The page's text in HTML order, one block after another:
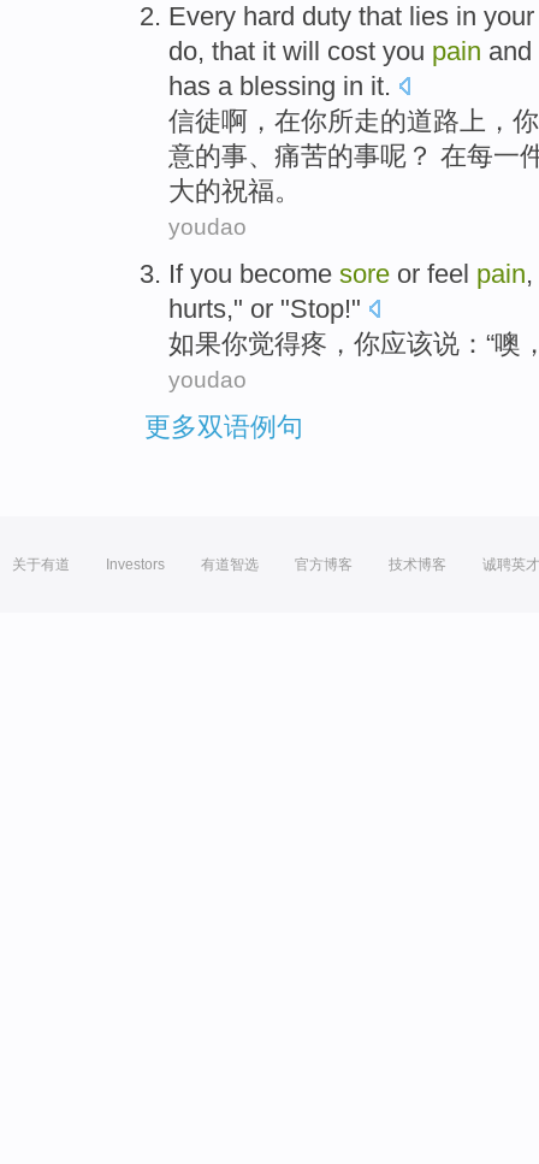
Every hard duty that lies in your
do, that it will cost you pain
has a blessing in it.
信徒啊， 在你所走的道路上， 你
意的事、 痛苦的事呢？ 在每一
大的祝福。
youdao
If you become sore or feel pain
hurts," or "Stop!"
如果你觉得疼 ，你应该说 ：“噢
youdao
更多双语例句
关于有道 Investors 有道智选 官方博客 技术博客 诚聘英才